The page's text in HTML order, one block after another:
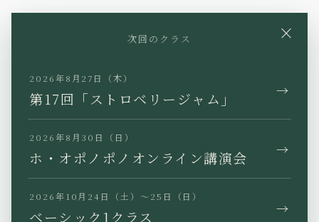
Facebook
JP EN KR TW
×
次回のクラス
2026年8月27日（木）
第17回「ストロベリージャム」 →
2026年8月30日（日）
ホ・オポノポノオンライン講演会 →
2026年10月24日（土）〜25日（日）
ベーシック1クラス →